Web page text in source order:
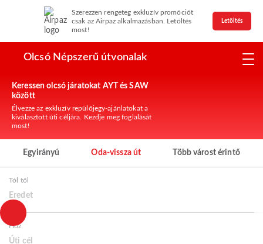
Szerezzen rengeteg exkluzív promóciót
csak az Airpaz alkalmazásban. Letöltés
most!
Letöltés
Olcsó Népszerű útvonalak
Keressen olcsó járatokat AYT és SAW
között
Élvezze az exkluzív repülőjegy-ajánlatokat a
kiválasztott úti céljára. Kezdje meg foglalását
most!
Egyirányú Oda-vissza út Több várost érintő
Tól től
Eredet
Hoz
Úti cél